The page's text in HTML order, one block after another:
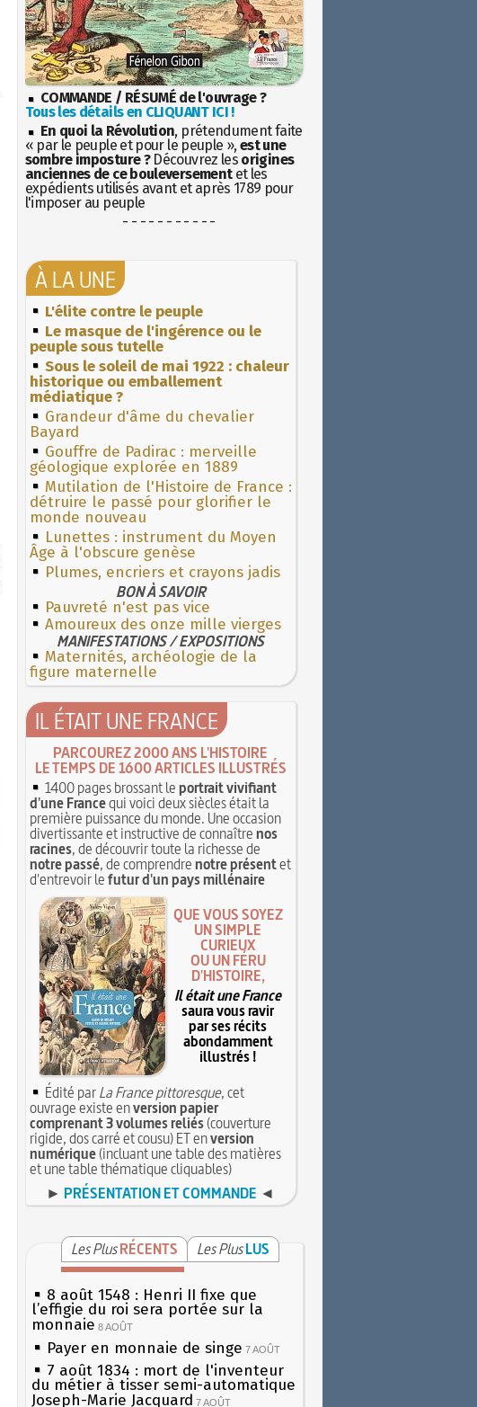
COMMANDE / RÉSUMÉ de l'ouvrage ?
Tous les détails en CLIQUANT ICI !
En quoi la Révolution, prétendument faite
« par le peuple et pour le peuple », est une
sombre imposture ?Découvrez les origines
anciennes de ce bouleversementet les
expédients utilisés avant et après 1789 pour
l'imposer au peuple
- - - - - - - - - - -
À LA UNE
L'élite contre le peuple
Le masque de l'ingérence ou le
peuple sous tutelle
Sous le soleil de mai 1922 : chaleur
historique ou emballement
médiatique ?
Grandeur d'âme du chevalier
Bayard
Gouffre de Padirac : merveille
géologique explorée en 1889
Mutilation de l'Histoire de France :
détruire le passé pour glorifier le
monde nouveau
Lunettes : instrument du Moyen
Âge à l'obscure genèse
Plumes, encriers et crayons jadis
BON À SAVOIR
Pauvreté n'est pas vice
Amoureux des onze mille vierges
MANIFESTATIONS / EXPOSITIONS
Maternités, archéologie de la
figure maternelle
IL ÉTAIT UNE FRANCE
PARCOUREZ 2000 ANS L'HISTOIRE
LE TEMPS DE 1600 ARTICLES ILLUSTRÉS
1400 pages brossant leportrait vivifiant
d'une Francequi voici deux siècles était la
première puissance du monde. Une occasion
divertissante et instructive de connaîtrenos
racines, de découvrir toute la richesse de
notre passé, de comprendrenotre présentet
d'entrevoir lefutur d'un pays millénaire
QUE VOUS SOYEZ
UN SIMPLE
CURIEUX
OU UN FÉRU
D'HISTOIRE,
Il était une France
saura vous ravir
par ses récits
abondamment
illustrés !
Édité parLa France pittoresque, cet
ouvrage existe enversion papier
comprenant 3 volumes reliés(couverture
rigide, dos carré et cousu) ET enversion
numérique(incluant une table des matières
et une table thématique cliquables)
► PRÉSENTATION ET COMMANDE ◄
Les Plus RÉCENTS Les Plus LUS
8 août 1548 : Henri II fixe que
l’effigie du roi sera portée sur la
monnaie 8 AOÛT
Payer en monnaie de singe 7 AOÛT
7 août 1834 : mort de l'inventeur
du métier à tisser semi-automatique
Joseph-Marie Jacquard 7 AOÛT